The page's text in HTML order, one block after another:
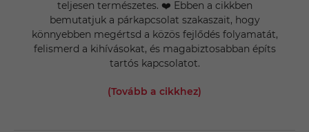
teljesen természetes. ❤️ Ebben a cikkben
bemutatjuk a párkapcsolat szakaszait, hogy
könnyebben megértsd a közös fejlődés folyamatát,
felismerd a kihívásokat, és magabiztosabban építs
tartós kapcsolatot.
(Tovább a cikkhez)